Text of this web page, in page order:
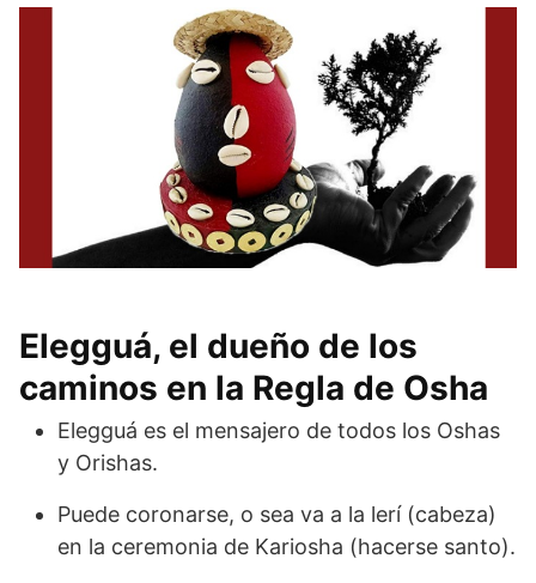
Elegguá, el dueño de los
caminos en la Regla de Osha
Elegguá es el mensajero de todos los Oshas
y Orishas.
Puede coronarse, o sea va a la lerí (cabeza)
en la ceremonia de Kariosha (hacerse santo).